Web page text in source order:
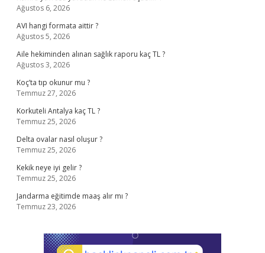
Ağustos 6, 2026
AVI hangi formata aittir ?
Ağustos 5, 2026
Aile hekiminden alınan sağlık raporu kaç TL ?
Ağustos 3, 2026
Koç’ta tıp okunur mu ?
Temmuz 27, 2026
Korkuteli Antalya kaç TL ?
Temmuz 25, 2026
Delta ovalar nasıl oluşur ?
Temmuz 25, 2026
Kekik neye iyi gelir ?
Temmuz 25, 2026
Jandarma eğitimde maaş alır mı ?
Temmuz 23, 2026